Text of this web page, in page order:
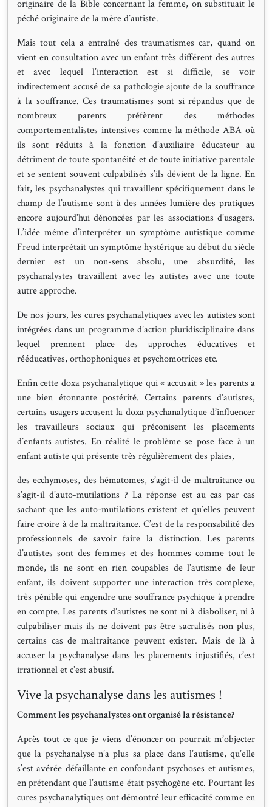
originaire de la Bible concernant la femme, on substituait le
péché originaire de la mère d’autiste.
Mais tout cela a entraîné des traumatismes car, quand on
vient en consultation avec un enfant très différent des autres
et avec lequel l’interaction est si difficile, se voir
indirectement accusé de sa pathologie ajoute de la souffrance
à la souffrance. Ces traumatismes sont si répandus que de
nombreux parents préfèrent des méthodes
comportementalistes intensives comme la méthode ABA où
ils sont réduits à la fonction d’auxiliaire éducateur au
détriment de toute spontanéité et de toute initiative parentale
et se sentent souvent culpabilisés s’ils dévient de la ligne. En
fait, les psychanalystes qui travaillent spécifiquement dans le
champ de l’autisme sont à des années lumière des pratiques
encore aujourd’hui dénoncées par les associations d’usagers.
L’idée même d’interpréter un symptôme autistique comme
Freud interprétait un symptôme hystérique au début du siècle
dernier est un non-sens absolu, une absurdité, les
psychanalystes travaillent avec les autistes avec une toute
autre approche.
De nos jours, les cures psychanalytiques avec les autistes sont
intégrées dans un programme d’action pluridisciplinaire dans
lequel prennent place des approches éducatives et
rééducatives, orthophoniques et psychomotrices etc.
Enfin cette doxa psychanalytique qui « accusait » les parents a
une bien étonnante postérité. Certains parents d’autistes,
certains usagers accusent la doxa psychanalytique d’influencer
les travailleurs sociaux qui préconisent les placements
d’enfants autistes. En réalité le problème se pose face à un
enfant autiste qui présente très régulièrement des plaies,
des ecchymoses, des hématomes, s’agit-il de maltraitance ou
s’agit-il d’auto-mutilations ? La réponse est au cas par cas
sachant que les auto-mutilations existent et qu’elles peuvent
faire croire à de la maltraitance. C’est de la responsabilité des
professionnels de savoir faire la distinction. Les parents
d’autistes sont des femmes et des hommes comme tout le
monde, ils ne sont en rien coupables de l’autisme de leur
enfant, ils doivent supporter une interaction très complexe,
très pénible qui engendre une souffrance psychique à prendre
en compte. Les parents d’autistes ne sont ni à diaboliser, ni à
culpabiliser mais ils ne doivent pas être sacralisés non plus,
certains cas de maltraitance peuvent exister. Mais de là à
accuser la psychanalyse dans les placements injustifiés, c’est
irrationnel et c’est abusif.
Vive la psychanalyse dans les autismes !
Comment les psychanalystes ont organisé la résistance?
Après tout ce que je viens d’énoncer on pourrait m’objecter
que la psychanalyse n’a plus sa place dans l’autisme, qu’elle
s’est avérée défaillante en confondant psychoses et autismes,
en prétendant que l’autisme était psychogène etc. Pourtant les
cures psychanalytiques ont démontré leur efficacité comme en